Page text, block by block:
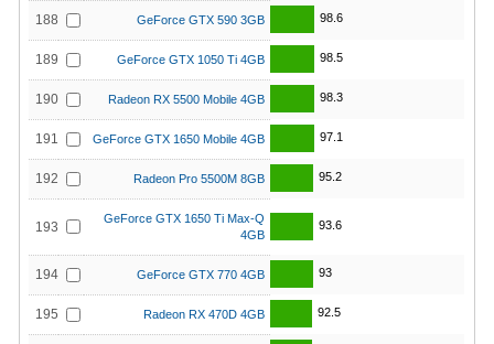
188 GeForce GTX 590 3GB 98.6
189 GeForce GTX 1050 Ti 4GB 98.5
190 Radeon RX 5500 Mobile 4GB 98.3
191 GeForce GTX 1650 Mobile 4GB 97.1
192 Radeon Pro 5500M 8GB 95.2
193
GeForce GTX 1650 Ti Max-Q
4GB
93.6
194 GeForce GTX 770 4GB 93
195 Radeon RX 470D 4GB 92.5